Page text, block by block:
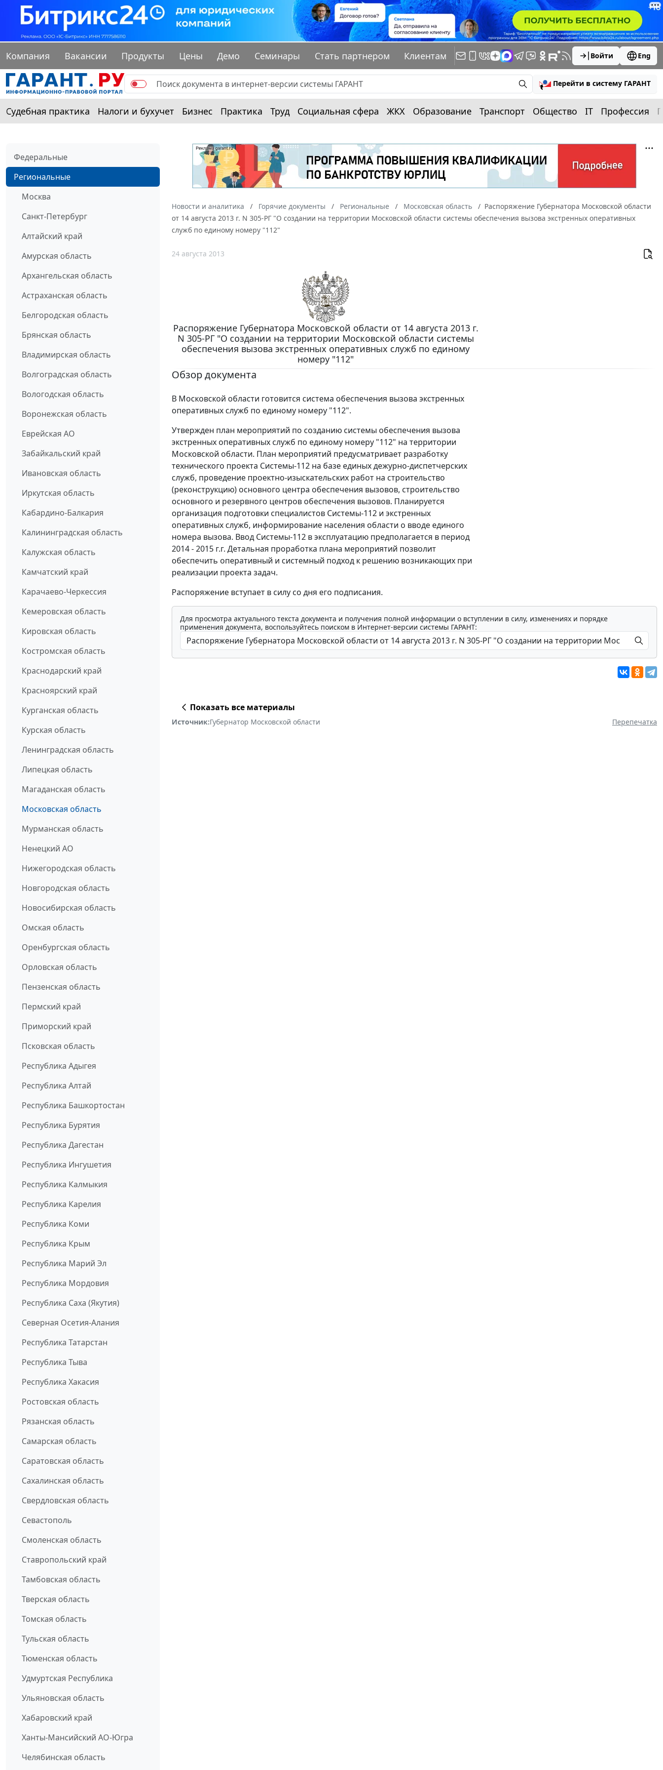
Компания Вакансии Продукты Цены Демо Семинары Стать партнером Клиентам Войти Eng
Перейти в систему ГАРАНТ
Судебная практика Налоги и бухучет Бизнес Практика Труд Социальная сфера ЖКХ Образование Транспорт Общество IT Профессия
Федеральные
Региональные
Москва
Санкт-Петербург
Алтайский край
Амурская область
Архангельская область
Астраханская область
Белгородская область
Брянская область
Владимирская область
Волгоградская область
Вологодская область
Воронежская область
Еврейская АО
Забайкальский край
Ивановская область
Иркутская область
Кабардино-Балкария
Калининградская область
Калужская область
Камчатский край
Карачаево-Черкессия
Кемеровская область
Кировская область
Костромская область
Краснодарский край
Красноярский край
Курганская область
Курская область
Ленинградская область
Липецкая область
Магаданская область
Московская область
Мурманская область
Ненецкий АО
Нижегородская область
Новгородская область
Новосибирская область
Омская область
Оренбургская область
Орловская область
Пензенская область
Пермский край
Приморский край
Псковская область
Республика Адыгея
Республика Алтай
Республика Башкортостан
Республика Бурятия
Республика Дагестан
Республика Ингушетия
Республика Калмыкия
Республика Карелия
Республика Коми
Республика Крым
Республика Марий Эл
Республика Мордовия
Республика Саха (Якутия)
Северная Осетия-Алания
Республика Татарстан
Республика Тыва
Республика Хакасия
Ростовская область
Рязанская область
Самарская область
Саратовская область
Сахалинская область
Свердловская область
Севастополь
Смоленская область
Ставропольский край
Тамбовская область
Тверская область
Томская область
Тульская область
Тюменская область
Удмуртская Республика
Ульяновская область
Хабаровский край
Ханты-Мансийский АО-Югра
Челябинская область
Новости и аналитика Горячие документы Региональные Московская область
Распоряжение Губернатора Московской области
от 14 августа 2013 г. N 305-РГ "О создании на территории Московской области системы обеспечения вызова экстренных оперативных
служб по единому номеру "112"
24 августа 2013
Распоряжение Губернатора Московской области от 14 августа 2013 г.
N 305-РГ "О создании на территории Московской области системы
обеспечения вызова экстренных оперативных служб по единому
номеру "112"
Обзор документа
В Московской области готовится система обеспечения вызова экстренных
оперативных служб по единому номеру "112".
Утвержден план мероприятий по созданию системы обеспечения вызова
экстренных оперативных служб по единому номеру "112" на территории
Московской области. План мероприятий предусматривает разработку
технического проекта Системы-112 на базе единых дежурно-диспетчерских
служб, проведение проектно-изыскательских работ на строительство
(реконструкцию) основного центра обеспечения вызовов, строительство
основного и резервного центров обеспечения вызовов. Планируется
организация подготовки специалистов Системы-112 и экстренных
оперативных служб, информирование населения области о вводе единого
номера вызова. Ввод Системы-112 в эксплуатацию предполагается в период
2014 - 2015 г.г. Детальная проработка плана мероприятий позволит
обеспечить оперативный и системный подход к решению возникающих при
реализации проекта задач.
Распоряжение вступает в силу со дня его подписания.
Для просмотра актуального текста документа и получения полной информации о вступлении в силу, изменениях и порядке
применения документа, воспользуйтесь поиском в Интернет-версии системы ГАРАНТ:
Показать все материалы
Источник:Губернатор Московской области Перепечатка